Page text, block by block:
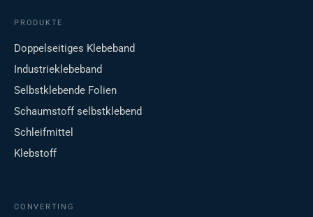
PRODUKTE
Doppelseitiges Klebeband
Industrieklebeband
Selbstklebende Folien
Schaumstoff selbstklebend
Schleifmittel
Klebstoff
CONVERTING